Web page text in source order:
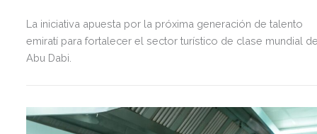
La iniciativa apuesta por la próxima generación de talento
emiratí para fortalecer el sector turístico de clase mundial
Abu Dabi.